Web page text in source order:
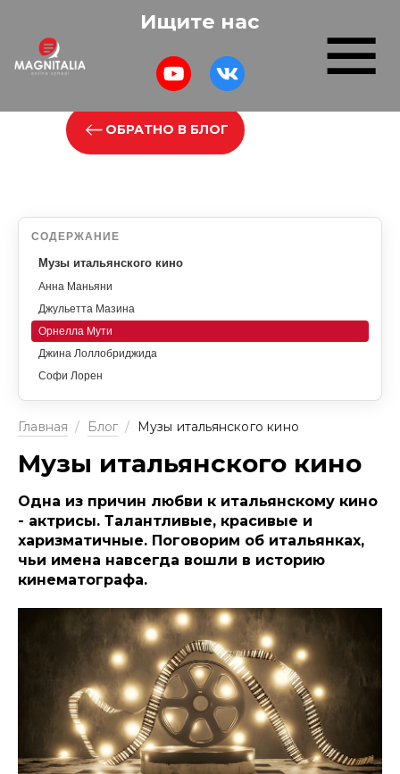
Ищите нас
ОБРАТНО В БЛОГ
СОДЕРЖАНИЕ
Музы итальянского кино
Анна Маньяни
Джульетта Мазина
Орнелла Мути
Джина Лоллобриджида
Софи Лорен
Главная / Блог / Музы итальянского кино
Музы итальянского кино
Одна из причин любви к итальянскому кино
- актрисы. Талантливые, красивые и
харизматичные. Поговорим об итальянках,
чьи имена навсегда вошли в историю
кинематографа.